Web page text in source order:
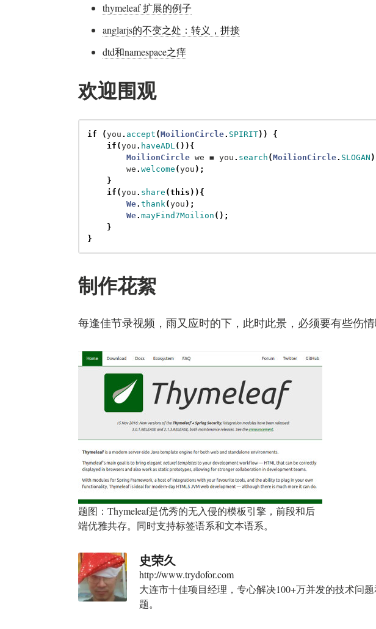
thymeleaf 扩展的例子
anglarjs的不变之处：转义，拼接
dtd和namespace之痒
欢迎围观
if (you . accept (MoilionCircle. SPIRIT))
{
if (you . haveADL()){
MoilionCircle we = you . search (MoilionCircle. SLOGAN
we .welcome (you );
}
if (you . share (this )){
We.thank(you );
We.mayFind7Moilion ();
}
}
制作花絮
每逢佳节录视频，雨又应时的下，此时此景，必须要有些伤情
题图：Thymeleaf是优秀的无入侵的模板引擎，前段和后
端优雅共存。同时支持标签语系和文本语系。
史荣久
http://www.trydofor.com
大连市十佳项目经理，专心解决100+万并发的技术问
题。